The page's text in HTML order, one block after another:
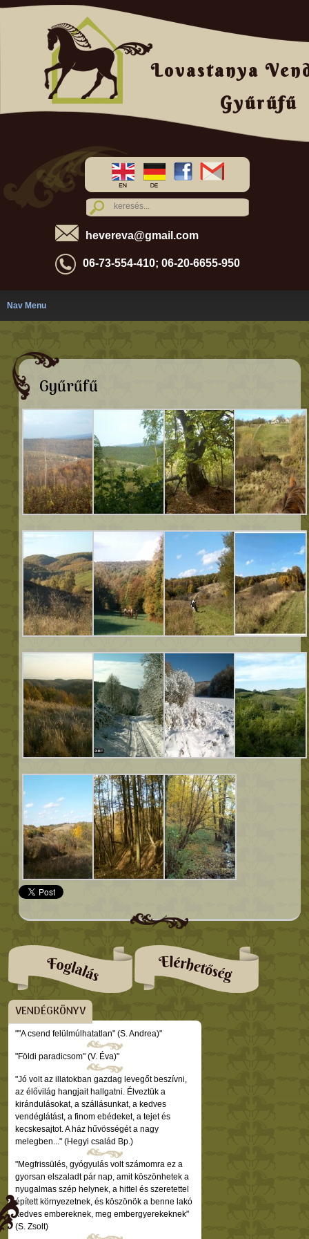
Lovastanya
Gyűrűfű
hevereva@gmail.com
06-73-554-410; 06-20-6655-950
Nav Menu
Gyűrűfű
VENDÉGKÖNYV
""A csend felülmúlhatatlan" (S. Andrea)"
"Földi paradicsom" (V. Éva)"
"Jó volt az illatokban gazdag levegőt beszívni,
az élővilág hangjait hallgatni. Élveztük a
kirándulásokat, a szállásunkat, a kedves
vendéglátást, a finom ebédeket, a tejet és
kecskesajtot. A ház hűvösségét a nagy
melegben..." (Hegyi család Bp.)
"Megfrissülés, gyógyulás volt számomra ez a
gyorsan elszaladt pár nap, amit köszönhetek a
nyugalmas szép helynek, a hittel és szeretettel
épített környezetnek, és köszönök a benne lakó
kedves embereknek, meg embergyerekeknek"
(S. Zsolt)